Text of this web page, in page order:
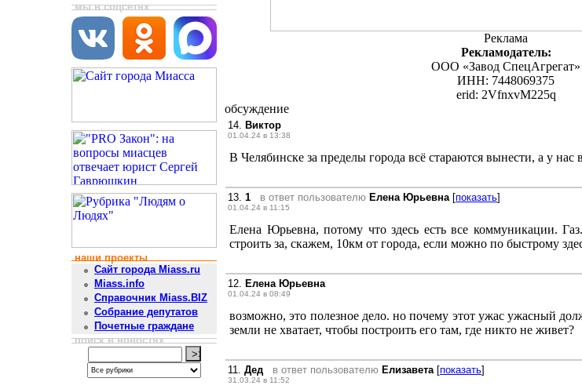
мы в соцсетях
наши проекты
Сайт города Miass.ru
Miass.info
Справочник Miass.BIZ
Собрание депутатов
Почетные граждане
поиск в новостях
Реклама
Рекламодатель:
ООО «Завод СпецАгрегат»
ИНН: 7448069375
erid: 2VfnxvM225q
обсуждение
14. Виктор
01.04.24 в 13:38
В Челябинске за пределы города всё стараются вынести, а у нас
13. 1 в ответ пользователю Елена Юрьевна[показать]
01.04.24 в 11:15
Елена Юрьевна, потому что здесь есть все коммуникации.
строить за, скажем, 10км от города, если можно по быстрому
12. Елена Юрьевна
01.04.24 в 08:49
возможно, это полезное дело. но почему этот ужас ужасный
земли не хватает, чтобы построить его там, где никто не живет?
11. Дед в ответ пользователю Елизавета[показать]
31.03.24 в 11:52